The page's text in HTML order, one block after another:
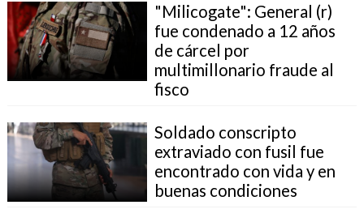
"Milicogate": General (r)
fue condenado a 12 años
de cárcel por
multimillonario fraude al
fisco
Soldado conscripto
extraviado con fusil fue
encontrado con vida y en
buenas condiciones